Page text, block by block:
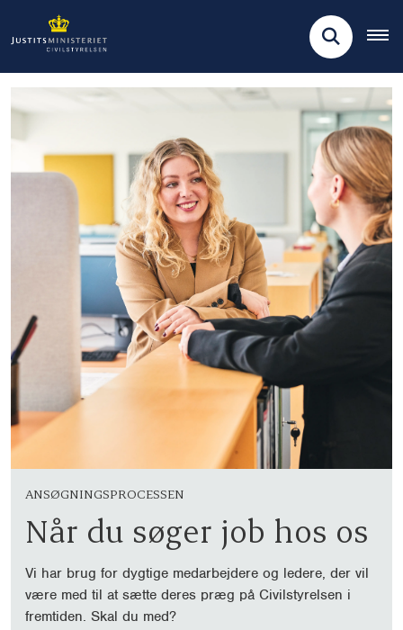
ANSØGNINGSPROCESSEN
Når du søger job hos os
Vi har brug for dygtige medarbejdere og ledere, der vil
være med til at sætte deres præg på Civilstyrelsen i
fremtiden. Skal du med?